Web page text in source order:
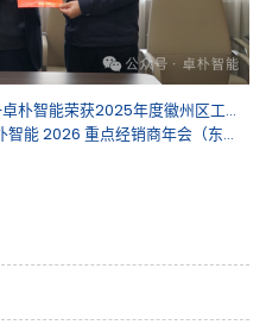
喜报 | 荣誉加冕 笃行致远——卓朴智能荣获2025年度徽州区工业经济高质量发展先进集体及先进个人称号
【卓砺同舟・朴聚未来】卓朴智能 2026 重点经销商年会（东北、中部区域）圆满收官